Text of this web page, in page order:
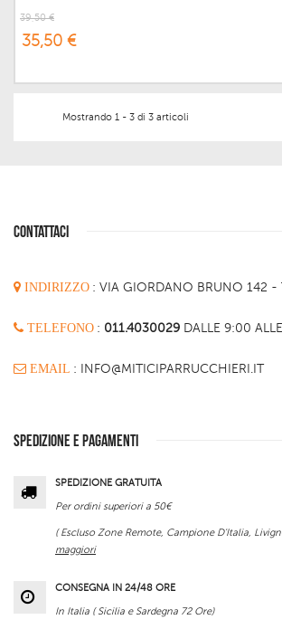
39,50 €
35,50 €
Mostrando 1 - 3 di 3 articoli
CONTATTACI
INDIRIZZO : VIA GIORDANO BRUNO 142 -
TELEFONO : 011.4030029 DALLE 9:00
EMAIL : INFO@MITICIPARRUCCHIERI.IT
SPEDIZIONE E PAGAMENTI
SPEDIZIONE GRATUITA
Per ordini superiori a 50€
( Escluso Zone Remote, Campione D'Italia,
maggiori
CONSEGNA IN 24/48 ORE
In Italia ( Sicilia e Sardegna 72 Ore)